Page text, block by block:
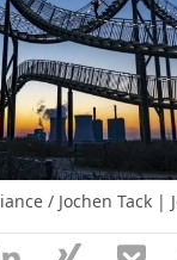
/ Jochen Tack |